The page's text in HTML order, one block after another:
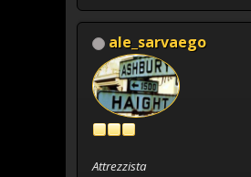
ale_sarvaego
Attrezzista